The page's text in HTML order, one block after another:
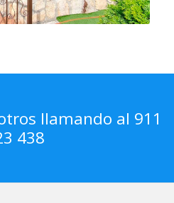
llamando al 911
438